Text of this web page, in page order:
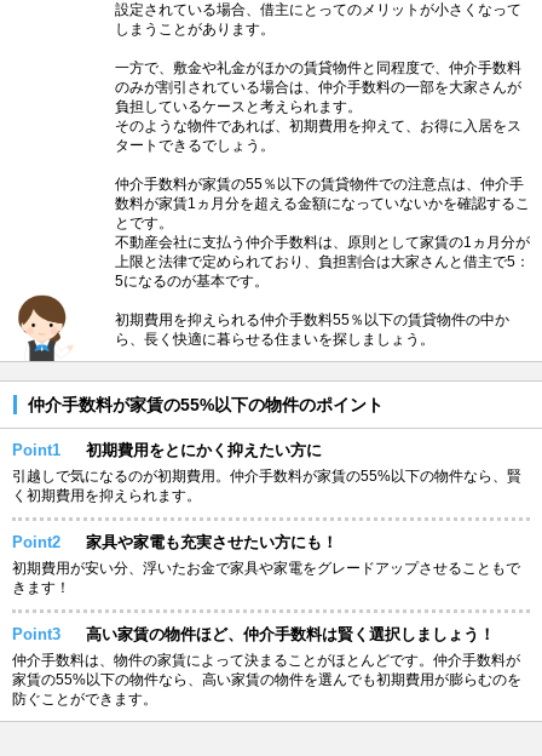
設定されている場合、借主にとってのメリットが小さくなって
しまうことがあります。
一方で、敷金や礼金がほかの賃貸物件と同程度で、仲介手数料
のみが割引されている場合は、仲介手数料の一部を大家さんが
負担しているケースと考えられます。
そのような物件であれば、初期費用を抑えて、お得に入居をス
タートできるでしょう。
仲介手数料が家賃の55％以下の賃貸物件での注意点は、仲介手
数料が家賃1ヵ月分を超える金額になっていないかを確認するこ
とです。
不動産会社に支払う仲介手数料は、原則として家賃の1ヵ月分が
上限と法律で定められており、負担割合は大家さんと借主で5：
5になるのが基本です。
初期費用を抑えられる仲介手数料55％以下の賃貸物件の中か
ら、長く快適に暮らせる住まいを探しましょう。
仲介手数料が家賃の55%以下の物件のポイント
Point1 初期費用をとにかく抑えたい方に
引越しで気になるのが初期費用。仲介手数料が家賃の55%以下の物件なら、賢
く初期費用を抑えられます。
Point2 家具や家電も充実させたい方にも！
初期費用が安い分、浮いたお金で家具や家電をグレードアップさせることもで
きます！
Point3 高い家賃の物件ほど、仲介手数料は賢く選択しましょう！
仲介手数料は、物件の家賃によって決まることがほとんどです。仲介手数料が
家賃の55%以下の物件なら、高い家賃の物件を選んでも初期費用が膨らむのを
防ぐことができます。